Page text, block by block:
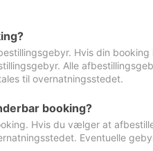
Hvis din
Alle
til overnatningsstedet.
booking?
Hvis du vælger at
Eventuelle